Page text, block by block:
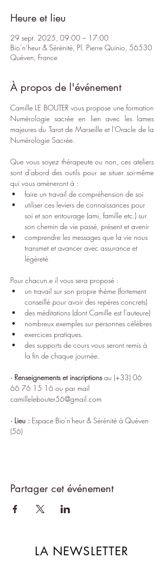
Heure et lieu
29 sept. 2025, 09:00 – 17:00
Bio’n’heur & Sérénité, Pl. Pierre Quinio, 56530
Quéven, France
À propos de l'événement
Camille LE BOUTER vous propose une formation
Numérologie sacrée en lien avec les lames
majeures du Tarot de Marseille et l'Oracle de la
Numérologie Sacrée.
Que vous soyez thérapeute ou non, ces ateliers
sont d'abord des outils pour se situer soi-même
qui vous amèneront à :​
faire un travail de compréhension de soi
utiliser ces leviers de connaissances pour
soi et son entourage (ami, famille etc.) sur
son chemin de vie passé, présent et avenir
comprendre les messages que la vie nous
transmet et avancer avec assurance et
légèreté
Pour chacun.e il vous sera proposé :
un travail sur son propre thème (fortement
conseillé pour avoir des repères concrets)
des méditations (dont Camille est l’auteure)
nombreux exemples sur personnes célèbres
exercices pratiques.
des supports de cours vous seront remis à
la fin de chaque journée.
· Renseignements et inscriptions au (+33) 06
66 76 15 16 ou par mail
camillelebouter56@gmail.com
· Lieu : Espace Bio'n'heur & Sérénité à Quéven
(56)
Partager cet événement
LA NEWSLETTER